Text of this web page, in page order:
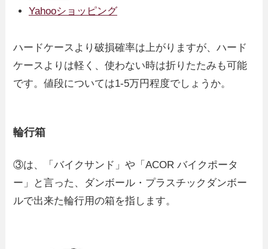
Yahooショッピング
ハードケースより破損確率は上がりますが、ハード
ケースよりは軽く、使わない時は折りたたみも可能
です。値段については1-5万円程度でしょうか。
輪行箱
③は、「バイクサンド」や「ACOR バイクポータ
ー」と言った、ダンボール・プラスチックダンボー
ルで出来た輪行用の箱を指します。